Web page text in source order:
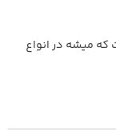
که میشه در انواع